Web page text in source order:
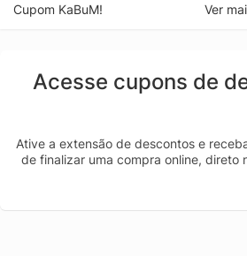
Cupom KaBuM!
Ver
Acesse cupons de
Ative a extensão de descontos e
de finalizar uma compra online, direto